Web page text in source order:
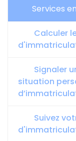
Services
Calculer
Signaler
situation
Suivez